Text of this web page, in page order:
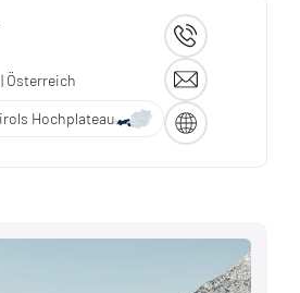
| Österreich
Hochplateau